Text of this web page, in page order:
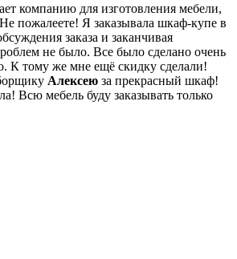
компанию для изготовления мебели,
пожалеете! Я заказывала шкаф-купе в
заказа и заканчивая
не было. Все было сделано очень
К тому же мне ещё скидку сделали!
Алексею за прекрасный шкаф!
Всю мебель буду заказывать только